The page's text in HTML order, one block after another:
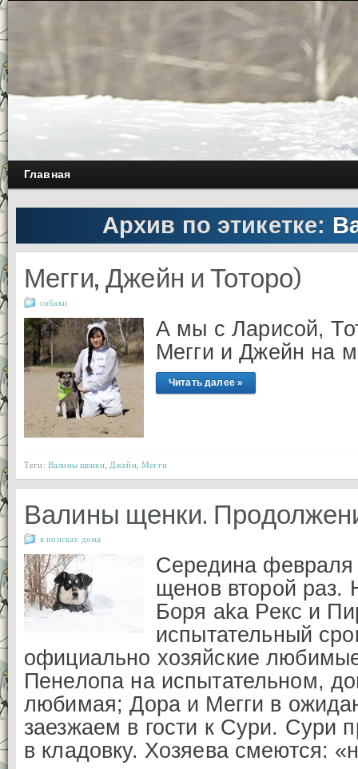
Главная
Архив по этикетке:
Мегги, Джейн и Тоторо)
собаки
А мы с Ларисой,
Мегги и Джейн на
Читать далее »
Теги: Валины щенки, Джейн,Мегги
Валины щенки.
в поисках дома
Середина
щенов второй раз.
Боря aka Рекс и
испытательный
официально хозяйские
Пенелопа на испытательном,
любимая; Дора и Мегги в
заезжаем в гости к Сури. Сури
в кладовку. Хозяева смеются: